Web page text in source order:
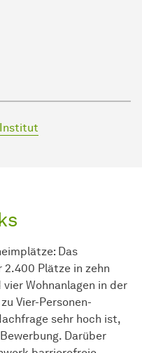
Institut
Das
Plätze in zehn
Wohnanlagen in der
Vier-Personen-
sehr hoch ist,
Darüber